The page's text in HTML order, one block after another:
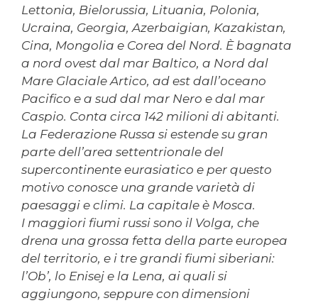
Lettonia, Bielorussia, Lituania, Polonia,
Ucraina, Georgia, Azerbaigian, Kazakistan,
Cina, Mongolia e Corea del Nord. È bagnata
a nord ovest dal mar Baltico, a Nord dal
Mare Glaciale Artico, ad est dall’oceano
Pacifico e a sud dal mar Nero e dal mar
Caspio. Conta circa 142 milioni di abitanti.
La Federazione Russa si estende su gran
parte dell’area settentrionale del
supercontinente eurasiatico e per questo
motivo conosce una grande varietà di
paesaggi e climi. La capitale è Mosca.
I maggiori fiumi russi sono il Volga, che
drena una grossa fetta della parte europea
del territorio, e i tre grandi fiumi siberiani:
l’Ob’, lo Enisej e la Lena, ai quali si
aggiungono, seppure con dimensioni